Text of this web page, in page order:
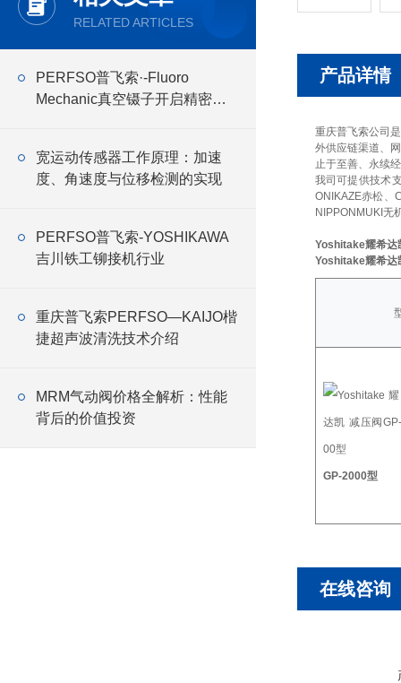
RELATED ARTICLES
PERFSO普飞索·-Fluoro
Mechanic真空镊子开启精密操
宽运动传感器工作原理：加速
度、角速度与位移检测的实现
PERFSO普飞索-YOSHIKAWA
吉川铁工铆接机行业
重庆普飞索PERFSO—KAIJO楷
捷超声波清洗技术介绍
MRM气动阀价格全解析：性能
背后的价值投资
产品详情
重庆普飞索公司
外供应链渠道、
止于至善、永续
我司可提供技术
ONIKAZE赤松、
NIPPONMUKI无
Yoshitake耀希达
Yoshitake耀希达
GP-2000型
在线咨询